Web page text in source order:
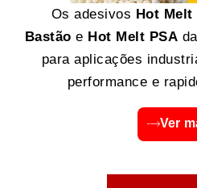
Os adesivos Hot Melt
Bastão e Hot Melt PSA da
para aplicações
performance e
Ver